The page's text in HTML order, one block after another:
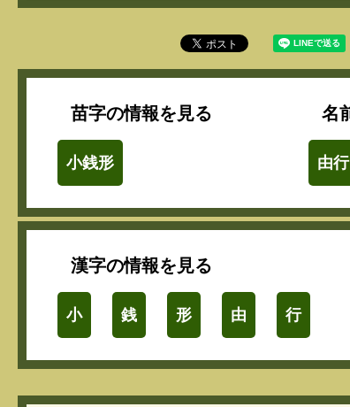
苗字の情報を見る
小銭形
名
由行
漢字の情報を見る
小 銭 形 由 行